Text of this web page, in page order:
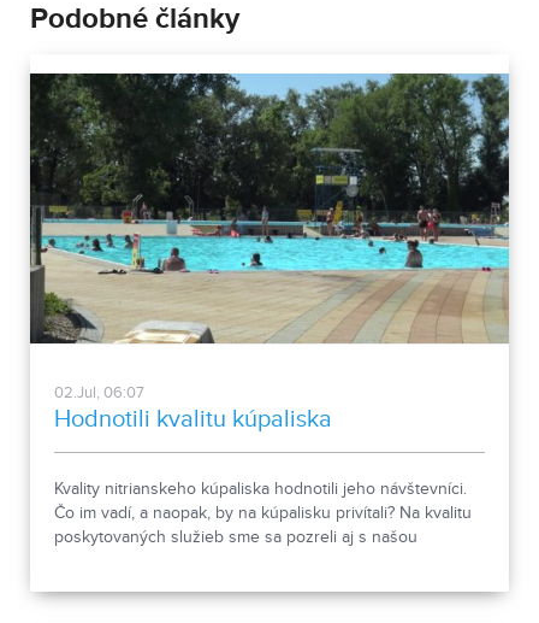
Podobné články
02.Jul, 06:07
Hodnotili kvalitu kúpaliska
Kvality nitrianskeho kúpaliska hodnotili jeho návštevníci.
Čo im vadí, a naopak, by na kúpalisku privítali? Na kvalitu
poskytovaných služieb sme sa pozreli aj s našou